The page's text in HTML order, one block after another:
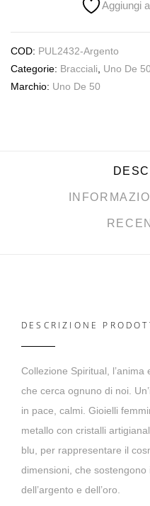
Aggiungi
COD: PUL2432-Argento
Categorie: Bracciali, Uno De 50
Marchio: Uno De 50
DESCRIZIONE
Collezione Spiritual,
che cerca ognuno di noi.
in pace, calmi. Gioielli
metallo con cristalli
blu, per rappresentare il
dimensioni, che sostengono
dell’argento e dell’oro.